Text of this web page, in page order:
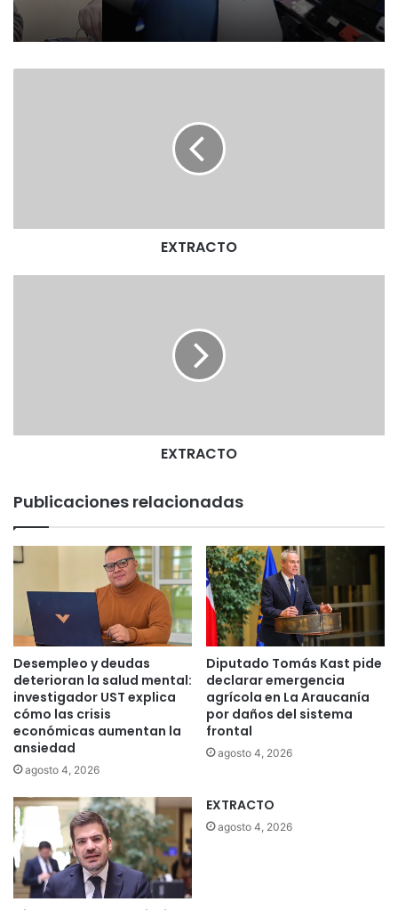
EXTRACTO
EXTRACTO
Publicaciones relacionadas
Desempleo y deudas
deterioran la salud mental:
investigador UST explica
cómo las crisis
económicas aumentan la
ansiedad
agosto 4, 2026
Diputado Tomás Kast pide
declarar emergencia
agrícola en La Araucanía
por daños del sistema
frontal
agosto 4, 2026
EXTRACTO
agosto 4, 2026